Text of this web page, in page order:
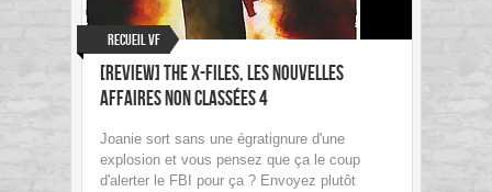
Recueil VF
[Review] The X-Files, les nouvelles
affaires non classées 4
Joanie sort sans une égratignure d'une
explosion et vous pensez que ça le coup
d'alerter le FBI pour ça ? Envoyez plutôt